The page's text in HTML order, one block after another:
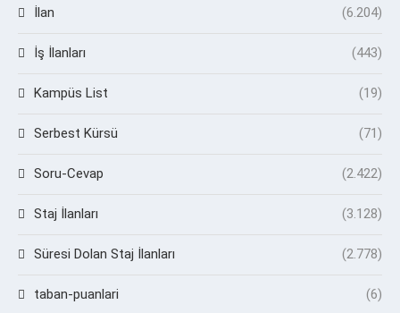
İlan (6.204)
İş İlanları (443)
Kampüs List (19)
Serbest Kürsü (71)
Soru-Cevap (2.422)
Staj İlanları (3.128)
Süresi Dolan Staj İlanları (2.778)
taban-puanlari (6)